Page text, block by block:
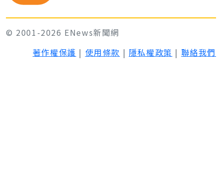
© 2001-2026 ENews新聞網
著作權保護 | 使用條款 | 隱私權政策 | 聯絡我們